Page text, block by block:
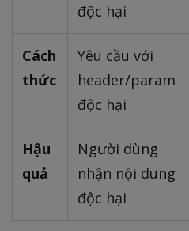
độc hại
Cách
thức
Yêu cầu với
header/param
độc hại
Hậu
quả
Người dùng
nhận nội dung
độc hại